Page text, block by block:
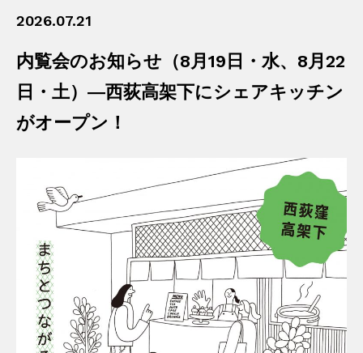
2026.07.21
内覧会のお知らせ（8月19日・水、8月22
日・土）―西荻高架下にシェアキッチン
がオープン！